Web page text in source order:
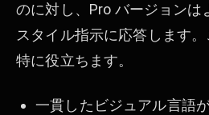
のに対し、Pro バージョンは
スタイル指示に応答します
特に役立ちます。
一貫したビジュアル言語